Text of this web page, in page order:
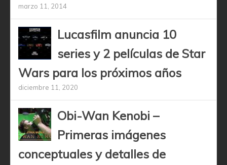
marzo 11, 2014
Lucasfilm anuncia 10
series y 2 películas de Star
Wars para los próximos años
diciembre 11, 2020
Obi-Wan Kenobi –
Primeras imágenes
conceptuales y detalles de